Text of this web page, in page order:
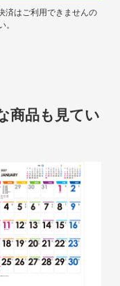
済はご利用できませんの
。
商品も見てい